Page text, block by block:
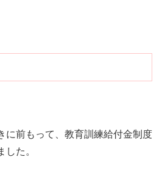
に前もって、教育訓練給付金制度
した。